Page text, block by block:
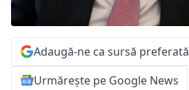
Adaugă-ne ca sursă preferată
Urmărește pe Google News